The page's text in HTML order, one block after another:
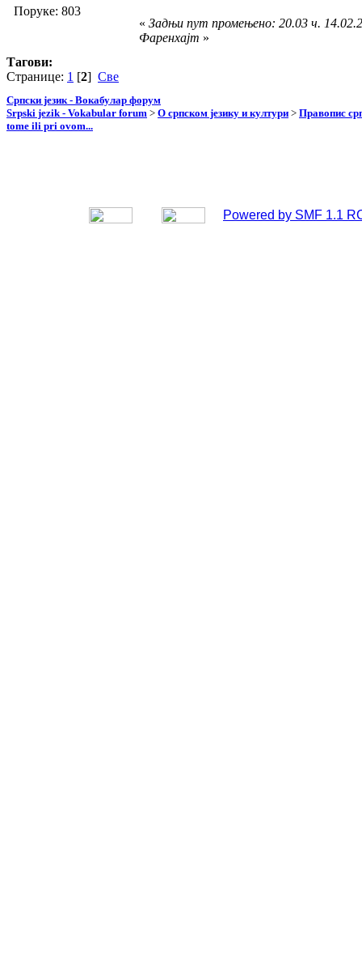
Поруке: 803
« Задњи пут промењено: 20.03 ч.
Фаренхајт »
Тагови:
Странице: 1 [2] Све
Српски језик - Вокабулар форум
Srpski jezik - Vokabular forum > О српском језику и култури > Правопис
tome ili pri ovom...
Powered by SMF 1.1